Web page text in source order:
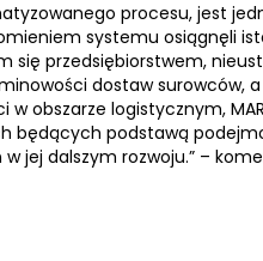
procesu, jest
systemu osiągnęli
się przedsiębiorstwem,
dostaw surowców,
obszarze logistycznym,
będących podstawą
jej dalszym rozwoju.” –